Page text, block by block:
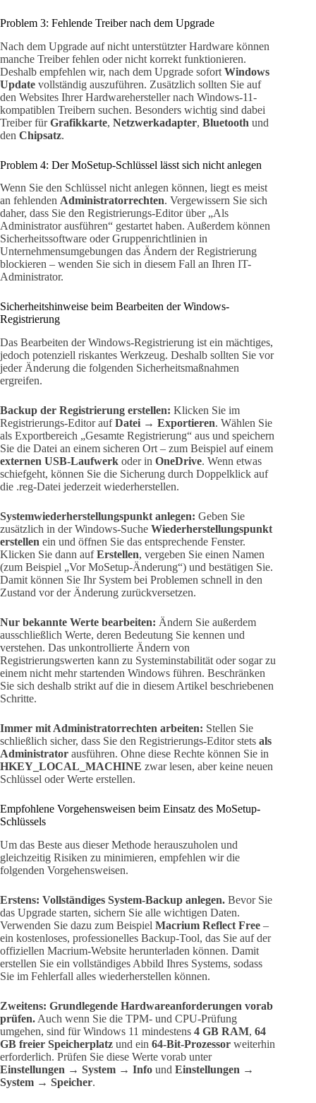
Problem 3: Fehlende Treiber nach dem Upgrade
Nach dem Upgrade auf nicht unterstützter Hardware können
manche Treiber fehlen oder nicht korrekt funktionieren.
Deshalb empfehlen wir, nach dem Upgrade sofort Windows
Update vollständig auszuführen. Zusätzlich sollten Sie auf
den Websites Ihrer Hardwarehersteller nach Windows-11-
kompatiblen Treibern suchen. Besonders wichtig sind dabei
Treiber fürGrafikkarte, Netzwerkadapter, Bluetooth und
den Chipsatz.
Problem 4: Der MoSetup-Schlüssel lässt sich nicht anlegen
Wenn Sie den Schlüssel nicht anlegen können, liegt es meist
an fehlenden Administratorrechten. Vergewissern Sie sich
daher, dass Sie den Registrierungs-Editor über „Als
Administrator ausführen“ gestartet haben. Außerdem können
Sicherheitssoftware oder Gruppenrichtlinien in
Unternehmensumgebungen das Ändern der Registrierung
blockieren – wenden Sie sich in diesem Fall an Ihren IT-
Administrator.
Sicherheitshinweise beim Bearbeiten der Windows-
Registrierung
Das Bearbeiten der Windows-Registrierung ist ein mächtiges,
jedoch potenziell riskantes Werkzeug. Deshalb sollten Sie vor
jeder Änderung die folgenden Sicherheitsmaßnahmen
ergreifen.
Backup der Registrierung erstellen: Klicken Sie im
Registrierungs-Editor aufDatei → Exportieren. Wählen Sie
als Exportbereich „Gesamte Registrierung“ aus und speichern
Sie die Datei an einem sicheren Ort – zum Beispiel auf einem
externen USB-Laufwerk oder in OneDrive. Wenn etwas
schiefgeht, können Sie die Sicherung durch Doppelklick auf
die .reg-Datei jederzeit wiederherstellen.
Systemwiederherstellungspunkt anlegen: Geben Sie
zusätzlich in der Windows-Suche Wiederherstellungspunkt
erstellen ein und öffnen Sie das entsprechende Fenster.
Klicken Sie dann aufErstellen, vergeben Sie einen Namen
(zum Beispiel „Vor MoSetup-Änderung“) und bestätigen Sie.
Damit können Sie Ihr System bei Problemen schnell in den
Zustand vor der Änderung zurückversetzen.
Nur bekannte Werte bearbeiten: Ändern Sie außerdem
ausschließlich Werte, deren Bedeutung Sie kennen und
verstehen. Das unkontrollierte Ändern von
Registrierungswerten kann zu Systeminstabilität oder sogar zu
einem nicht mehr startenden Windows führen. Beschränken
Sie sich deshalb strikt auf die in diesem Artikel beschriebenen
Schritte.
Immer mit Administratorrechten arbeiten: Stellen Sie
schließlich sicher, dass Sie den Registrierungs-Editor stets als
Administrator ausführen. Ohne diese Rechte können Sie in
HKEY_LOCAL_MACHINE zwar lesen, aber keine neuen
Schlüssel oder Werte erstellen.
Empfohlene Vorgehensweisen beim Einsatz des MoSetup-
Schlüssels
Um das Beste aus dieser Methode herauszuholen und
gleichzeitig Risiken zu minimieren, empfehlen wir die
folgenden Vorgehensweisen.
Erstens: Vollständiges System-Backup anlegen. Bevor Sie
das Upgrade starten, sichern Sie alle wichtigen Daten.
Verwenden Sie dazu zum Beispiel Macrium Reflect Free –
ein kostenloses, professionelles Backup-Tool, das Sie auf der
offiziellen Macrium-Website herunterladen können. Damit
erstellen Sie ein vollständiges Abbild Ihres Systems, sodass
Sie im Fehlerfall alles wiederherstellen können.
Zweitens: Grundlegende Hardwareanforderungen vorab
prüfen. Auch wenn Sie die TPM- und CPU-Prüfung
umgehen, sind für Windows 11 mindestens 4 GB RAM, 64
GB freier Speicherplatz und ein 64-Bit-Prozessor weiterhin
erforderlich. Prüfen Sie diese Werte vorab unter
Einstellungen → System → Info und Einstellungen →
System → Speicher.